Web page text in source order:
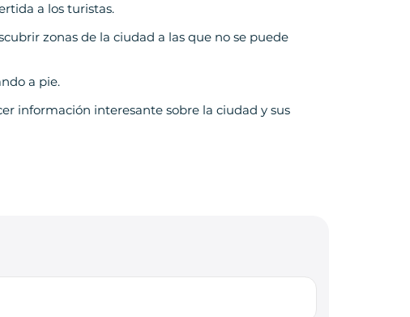
a los turistas.
zonas de la ciudad a las que no se puede
a pie.
información interesante sobre la ciudad y sus